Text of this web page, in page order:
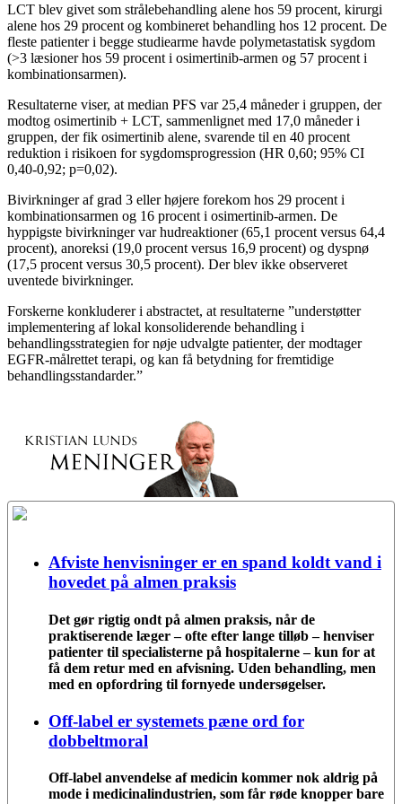
LCT blev givet som strålebehandling alene hos 59 procent, kirurgi
alene hos 29 procent og kombineret behandling hos 12 procent. De
fleste patienter i begge studiearme havde polymetastatisk sygdom
(>3 læsioner hos 59 procent i osimertinib-armen og 57 procent i
kombinationsarmen).
Resultaterne viser, at median PFS var 25,4 måneder i gruppen, der
modtog osimertinib + LCT, sammenlignet med 17,0 måneder i
gruppen, der fik osimertinib alene, svarende til en 40 procent
reduktion i risikoen for sygdomsprogression (HR 0,60; 95% CI
0,40-0,92; p=0,02).
Bivirkninger af grad 3 eller højere forekom hos 29 procent i
kombinationsarmen og 16 procent i osimertinib-armen. De
hyppigste bivirkninger var hudreaktioner (65,1 procent versus 64,4
procent), anoreksi (19,0 procent versus 16,9 procent) og dyspnø
(17,5 procent versus 30,5 procent). Der blev ikke observeret
uventede bivirkninger.
Forskerne konkluderer i abstractet, at resultaterne ”understøtter
implementering af lokal konsoliderende behandling i
behandlingsstrategien for nøje udvalgte patienter, der modtager
EGFR-målrettet terapi, og kan få betydning for fremtidige
behandlingsstandarder.”
Afviste henvisninger er en spand koldt vand i
hovedet på almen praksis
Det gør rigtig ondt på almen praksis, når de
praktiserende læger – ofte efter lange tilløb – henviser
patienter til specialisterne på hospitalerne – kun for at
få dem retur med en afvisning. Uden behandling, men
med en opfordring til fornyede undersøgelser.
Off-label er systemets pæne ord for
dobbeltmoral
Off-label anvendelse af medicin kommer nok aldrig på
mode i medicinalindustrien, som får røde knopper bare